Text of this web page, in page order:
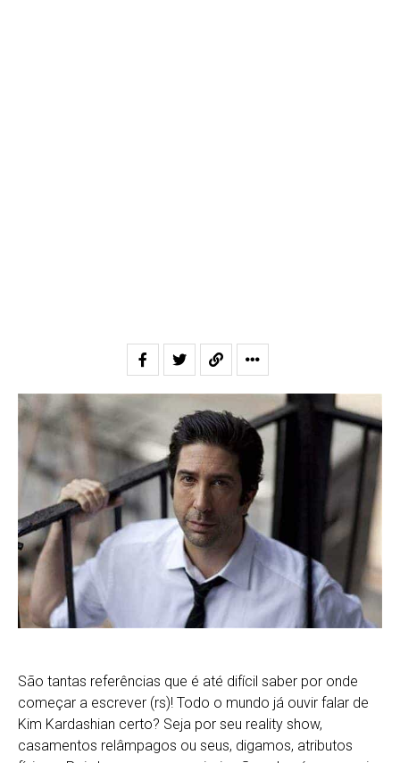
São tantas referências que é até difícil saber por onde
começar a escrever (rs)! Todo o mundo já ouvir falar de
Kim Kardashian certo? Seja por seu reality show,
casamentos relâmpagos ou seus, digamos, atributos